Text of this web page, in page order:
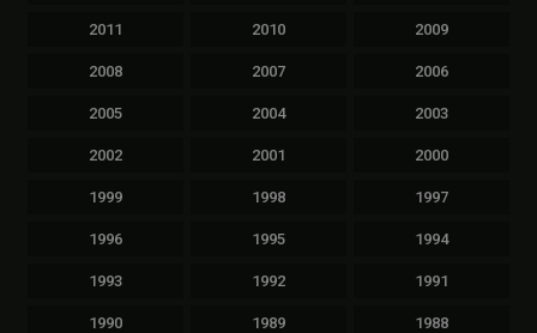
2011 2010 2009
2008 2007 2006
2005 2004 2003
2002 2001 2000
1999 1998 1997
1996 1995 1994
1993 1992 1991
1990 1989 1988